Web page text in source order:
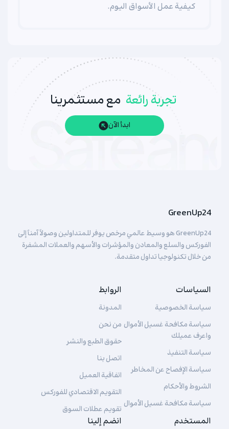
كيفية عمل الأسواق اليوم.
تجربة رائعة مع مستثمرينا
ابدأ الآن
GreenUp24
GreenUp24 هو وسيط عالمي مرخص يوفر للمتداولين وصولاً آمناً إلى
الفوركس والسلع والمعادن والمؤشرات والأسهم والعملات المشفرة
من خلال تكنولوجيا تداول متقدمة.
السياسات
سياسة الخصوصية
سياسة مكافحة غسيل الأموال
واعرف عميلك
سياسة التنفيذ
سياسة الإفصاح عن المخاطر
الشروط والأحكام
سياسة مكافحة غسيل الأموال
الروابط
المدونة
من نحن
حقوق الطبع والنشر
اتصل بنا
اتفاقية العميل
التقويم الاقتصادي للفوركس
تقويم عطلات السوق
المستخدم انضم إلينا